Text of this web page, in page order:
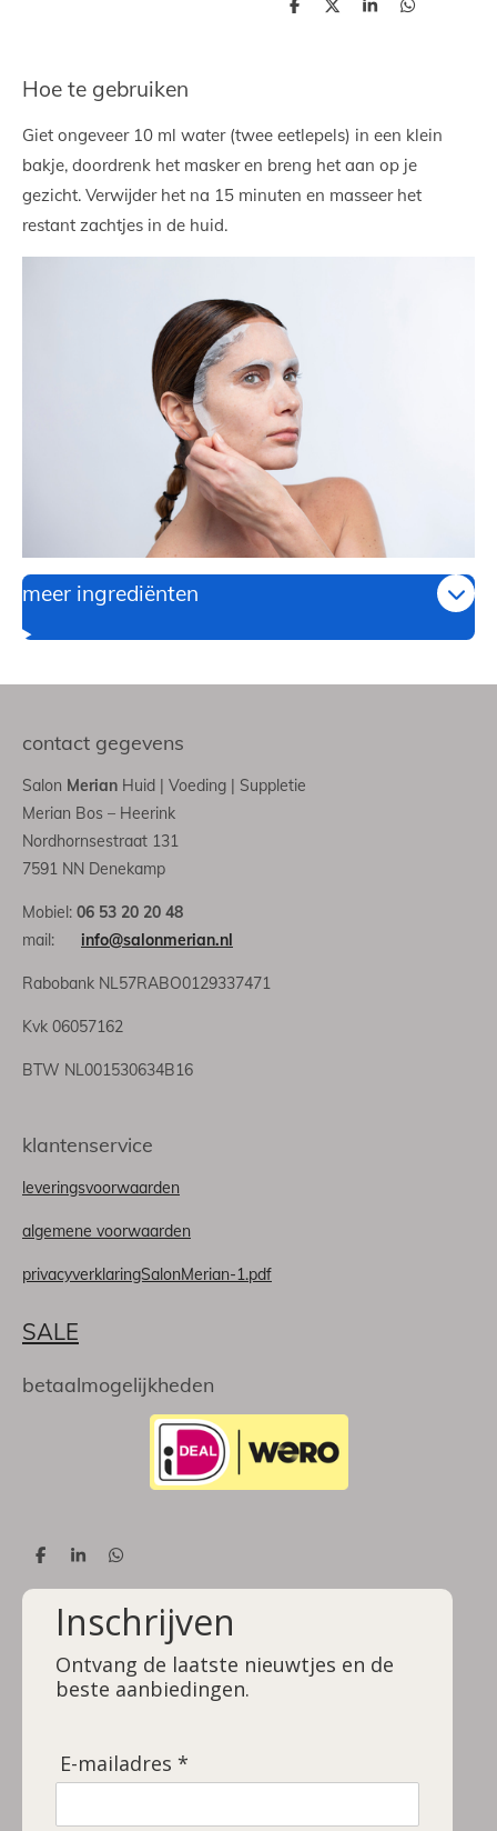
D
D
S
D
Hoe te gebruiken
Giet ongeveer 10 ml water (twee eetlepels) in een klein
bakje, doordrenk het masker en breng het aan op je
gezicht. Verwijder het na 15 minuten en masseer het
restant zachtjes in de huid.
meer ingrediënten
contact gegevens
Salon Merian Huid | Voeding | Suppletie
Merian Bos – Heerink
Nordhornsestraat 131
7591 NN Denekamp
Mobiel: 06 53 20 20 48
mail: info@salonmerian.nl
Rabobank NL57RABO0129337471
Kvk 06057162
BTW NL001530634B16
klantenservice
leveringsvoorwaarden
algemene voorwaarden
privacyverklaringSalonMerian-1.pdf
SALE
betaalmogelijkheden
D
l
S
a
D
l
Inschrijven
Ontvang de laatste nieuwtjes en de
beste aanbiedingen.
E-mailadres *